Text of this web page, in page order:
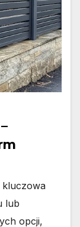
kluczowa
lub
opcji,